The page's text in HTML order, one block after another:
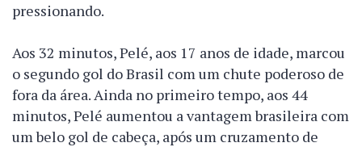
pressionando.
Aos 32 minutos, Pelé, aos 17 anos de idade, marcou
o segundo gol do Brasil com um chute poderoso de
fora da área. Ainda no primeiro tempo, aos 44
minutos, Pelé aumentou a vantagem brasileira com
um belo gol de cabeça, após um cruzamento de